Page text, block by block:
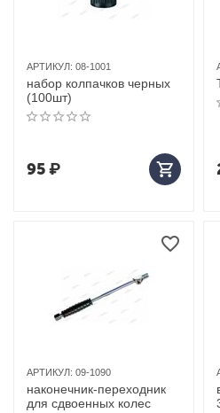
АРТИКУЛ: 08-1001
набор колпачков черных
(100шт)
95₽
АРТИКУЛ: 09-1090
наконечник-переходник
для сдвоенных колес